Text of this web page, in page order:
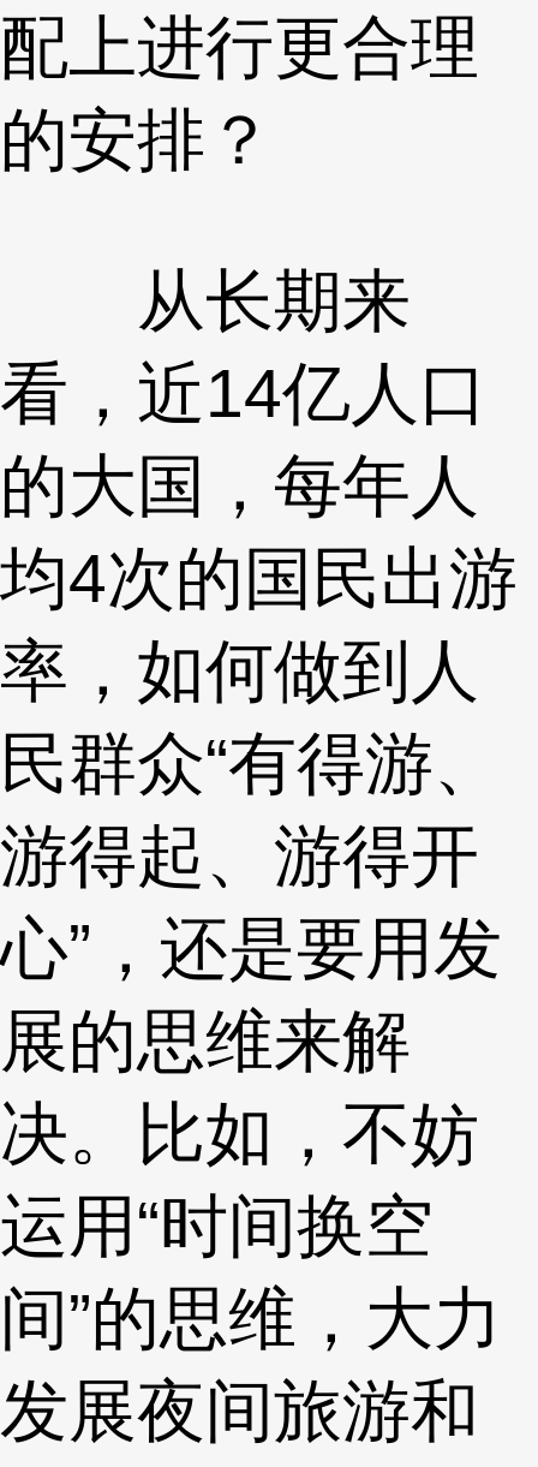
配上进行更合理
的安排？
从长期来
看，近14亿人口
的大国，每年人
均4次的国民出游
率，如何做到人
民群众“有得游、
游得起、游得开
心”，还是要用发
展的思维来解
决。比如，不妨
运用“时间换空
间”的思维，大力
发展夜间旅游和